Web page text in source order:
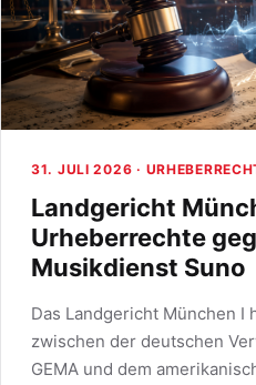
31. JULI 2026 ·
Landgericht
Urheberrechte
Musikdienst Suno
Das Landgericht München I
zwischen der deutschen
GEMA und dem